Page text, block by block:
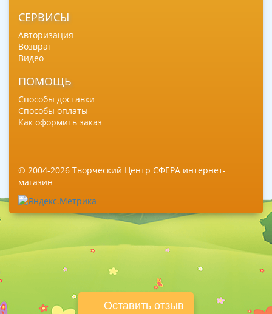
Оставить отзыв
СЕРВИСЫ
Авторизация
Возврат
Видео
ПОМОЩЬ
Способы доставки
Способы оплаты
Как оформить заказ
© 2004-2026 Творческий Центр СФЕРА интернет-
магазин